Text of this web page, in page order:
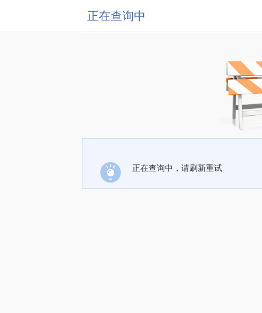
正在查询中
正在查询中，请刷新重试